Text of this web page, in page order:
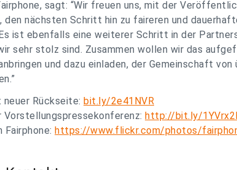
sagt: “Wir freuen uns, mit der
den nächsten Schritt hin zu faireren und
ist ebenfalls eine weiterer Schritt in der
sehr stolz sind. Zusammen wollen wir das
und dazu einladen, der Gemeinschaft von
Rückseite: bit.ly/2e41NVR
Vorstellungspressekonferenz: http://bit.ly/
Fairphone: https://www.flickr.com/photos/